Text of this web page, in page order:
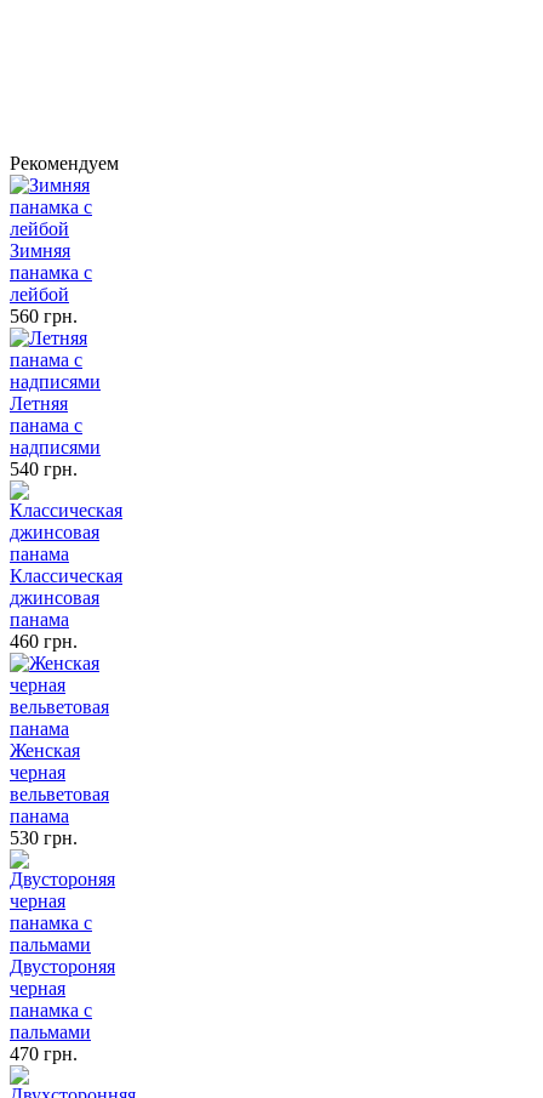
Рекомендуем
Зимняя
панамка с
лейбой
560 грн.
Летняя
панама с
надписями
540 грн.
Классическая
джинсовая
панама
460 грн.
Женская
черная
вельветовая
панама
530 грн.
Двустороняя
черная
панамка с
пальмами
470 грн.